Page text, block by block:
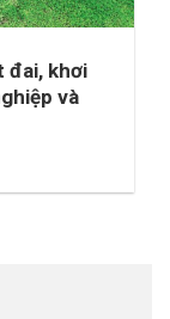
đai, khơi
và